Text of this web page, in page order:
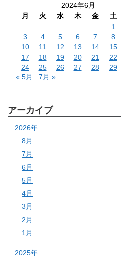
2024年6月
月
火 水 木 金 土
1
3
4 5 6 7 8
10
11 12 13 14 15
17
18 19 20 21 22
24
25 26 27 28 29
« 5月
7月 »
アーカイブ
2026年
8月
7月
6月
5月
4月
3月
2月
1月
2025年